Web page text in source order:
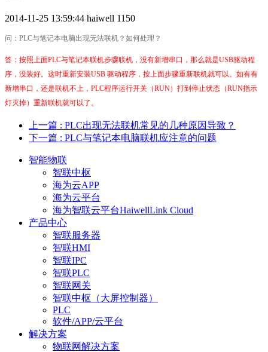
2014-11-25 13:59:44 haiwell 1150
问：PLC与笔记本电脑出现无法联机？如何处理？
答：按照上面PLC与笔记本联机步骤联机，没有新增串口，那么就是USB驱动程
序，没装好。这时重新安装USB 驱动程序，按上面步骤重新联机就可以。如有有
新增串口，还是联机不上，PLC程序运行开关（RUN）打到停止状态（RUN指示
灯灭掉）重新联机就可以了。
上一篇 : PLC出现无法联机常见的几种原因导致？
下一篇 : PLC与笔记本电脑联机应注意的问题
智能物联
智联中枢
海为云APP
海为云平台
海为智联云平台HaiwellLink Cloud
产品中心
智联服务器
智联HMI
智联IPC
智联PLC
智联网关
智联中枢（大屏控制器）
PLC
软件/APP/云平台
解决方案
物联网解决方案